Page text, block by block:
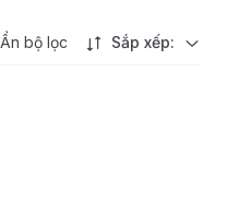
Ẩn bộ lọc Sắp xếp: